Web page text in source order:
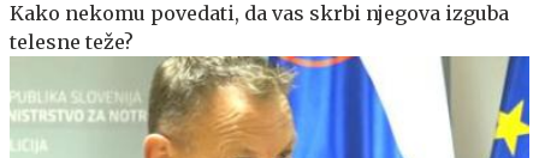
Kako nekomu povedati, da vas skrbi njegova izguba
telesne teže?